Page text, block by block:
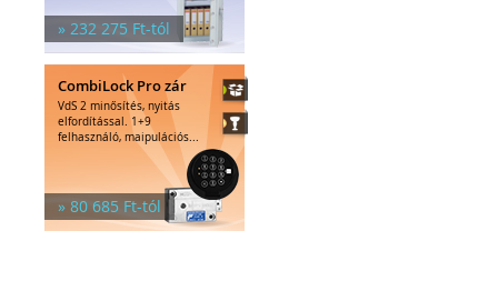
» 232 275 Ft-tól
CombiLock Pro zár
VdS 2 minősítés, nyitás
elfordítással. 1+9
felhasználó, maipulációs...
» 80 685 Ft-tól